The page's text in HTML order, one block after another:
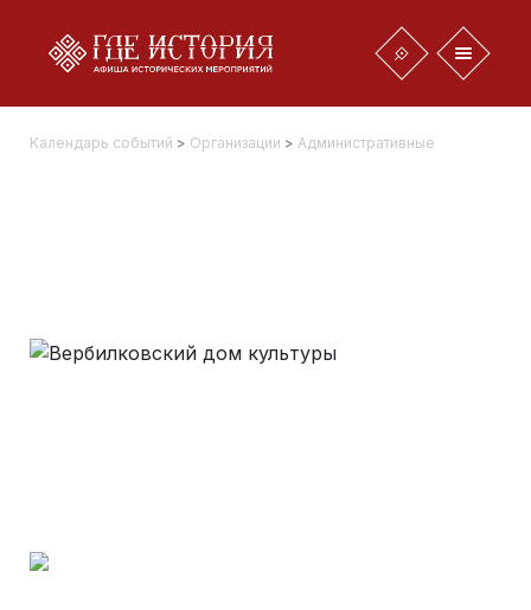
Календарь событий > Организации > Административные